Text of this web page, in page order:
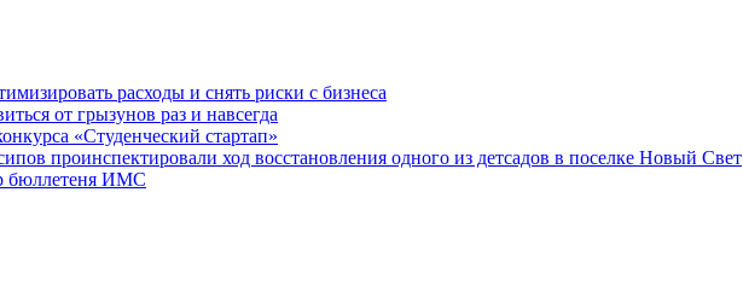
расходы и снять риски с бизнеса
от грызунов раз и навсегда
«Студенческий стартап»
проинспектировали ход восстановления одного из детсадов в поселке Новый Свет
бюллетеня ИМС